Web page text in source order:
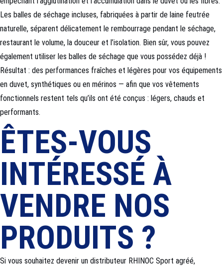
Les balles de séchage incluses, fabriquées à partir de laine feutrée
naturelle, séparent délicatement le rembourrage pendant le séchage,
restaurant le volume, la douceur et l’isolation. Bien sûr, vous pouvez
également utiliser les balles de séchage que vous possédez déjà !
Résultat : des performances fraîches et légères pour vos équipements
en duvet, synthétiques ou en mérinos — afin que vos vêtements
fonctionnels restent tels qu’ils ont été conçus : légers, chauds et
performants.
ÊTES-VOUS
INTÉRESSÉ À
VENDRE NOS
PRODUITS ?
Si vous souhaitez devenir un distributeur RHINOC Sport agréé,